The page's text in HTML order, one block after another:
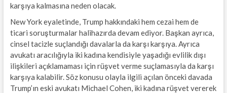
karşıya kalmasına neden olacak.
New York eyaletinde, Trump hakkındaki hem cezai hem de
ticari soruşturmalar halihazırda devam ediyor. Başkan ayrıca,
cinsel tacizle suçlandığı davalarla da karşı karşıya. Ayrıca
avukatı aracılığıyla iki kadına kendisiyle yaşadığı evlilik dışı
ilişkileri açıklamaması için rüşvet verme suçlamasıyla da karşı
karşıya kalabilir. Söz konusu olayla ilgili açılan önceki davada
Trump’ın eski avukatı Michael Cohen, iki kadına rüşvet vererek